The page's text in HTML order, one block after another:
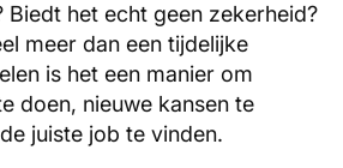
Biedt het echt geen zekerheid?
meer dan een tijdelijke
is het een manier om
doen, nieuwe kansen te
juiste job te vinden.